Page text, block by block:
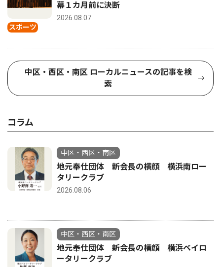
スポーツ
幕１カ月前に決断
2026.08.07
中区・西区・南区 ローカルニュースの記事を検
索
コラム
中区・西区・南区
地元奉仕団体 新会長の横顔 横浜南ロー
タリークラブ
2026.08.06
中区・西区・南区
地元奉仕団体 新会長の横顔 横浜ベイロ
ータリークラブ